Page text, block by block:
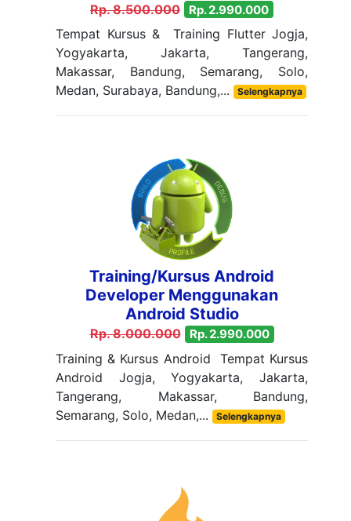
Rp. 8.500.000 Rp. 2.990.000
Tempat Kursus & Training Flutter Jogja,
Yogyakarta, Jakarta, Tangerang,
Makassar, Bandung, Semarang, Solo,
Medan, Surabaya, Bandung,...
Selengkapnya
Training/Kursus Android
Developer Menggunakan
Android Studio
Rp. 8.000.000 Rp. 2.990.000
Training & Kursus Android Tempat Kursus
Android Jogja, Yogyakarta, Jakarta,
Tangerang, Makassar, Bandung,
Semarang, Solo, Medan,...
Selengkapnya